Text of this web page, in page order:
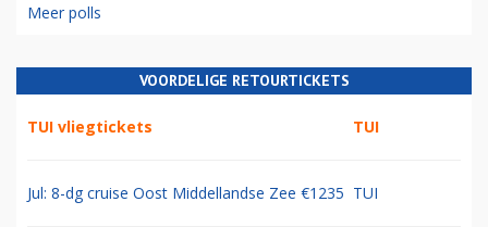
Meer polls
VOORDELIGE RETOURTICKETS
TUI vliegtickets TUI
Jul: 8-dg cruise Oost Middellandse Zee €1235 TUI